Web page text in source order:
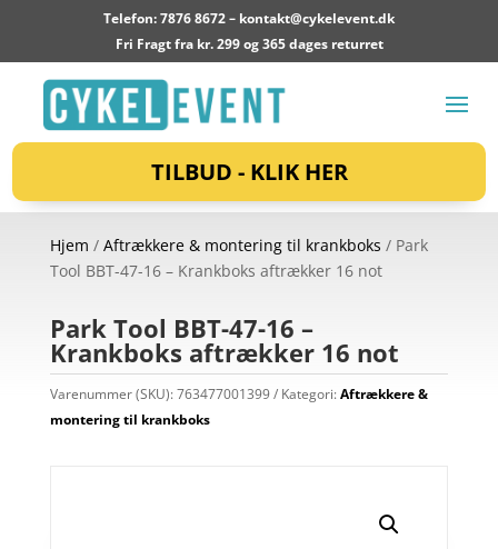
Telefon: 7876 8672 – kontakt@cykelevent.dk
Fri Fragt fra kr. 299 og 365 dages returret
TILBUD - KLIK HER
Hjem / Aftrækkere & montering til krankboks / Park
Tool BBT-47-16 – Krankboks aftrækker 16 not
Park Tool BBT-47-16 –
Krankboks aftrækker 16 not
Varenummer (SKU):763477001399 Kategori:Aftrækkere &
montering til krankboks